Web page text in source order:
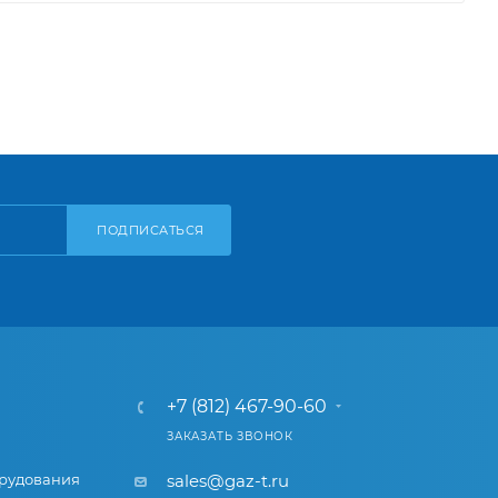
ПОДПИСАТЬСЯ
+7 (812) 467-90-60
ЗАКАЗАТЬ ЗВОНОК
sales@gaz-t.ru